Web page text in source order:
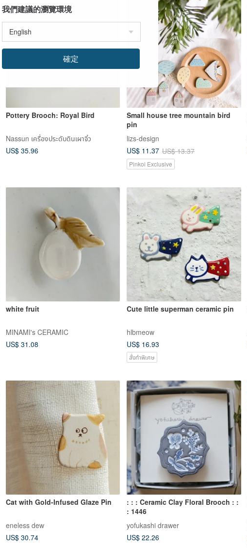
Pottery Brooch: Royal Bird
Nassun เครื่องประดับดินเผาจิ๋ว
US$ 35.96
Small house tree mountain bird
pin
lizs-design
US$ 11.37 US$ 13.37
Pinkoi Exclusive
white fruit
MINAMI's CERAMIC
US$ 31.08
Cute little superman ceramic pin
hlbmeow
US$ 16.93
สั่งทำพิเศษ
Cat with Gold-Infused Glaze Pin
eneless dew
US$ 30.74
: : : Ceramic Clay Floral Brooch : :
: 1446
yofukashi drawer
US$ 22.26
我們建議的瀏覽環境
確定